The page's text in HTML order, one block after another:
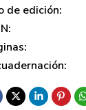
de edición: